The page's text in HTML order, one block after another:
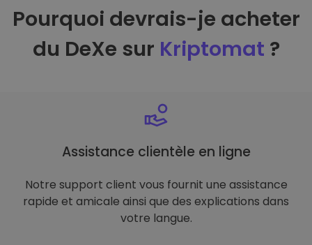
Pourquoi devrais-je acheter
du DeXe sur Kriptomat ?
Assistance clientèle en ligne
Notre support client vous fournit une assistance
rapide et amicale ainsi que des explications dans
votre langue.